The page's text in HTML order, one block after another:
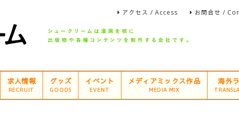
アクセス / Access お問合せ /
求人情報
RECRUIT
グッズ
GOODS
イベント
EVENT
メディアミックス作品
MEDIA MIX
海外